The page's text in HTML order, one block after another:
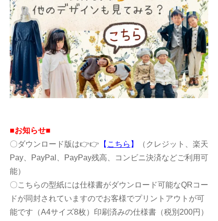
■お知らせ■
〇ダウンロード版は👉👉 【 こちら 】
（クレジット、楽天
Pay、PayPal、PayPay残高、コンビニ決済などご利用可
能）
〇こちらの型紙には仕様書がダウンロード可能なQRコー
ドが同封されていますのでお客様でプリントアウトが可
能です（A4サイズ8枚）印刷済みの仕様書（税別200円）